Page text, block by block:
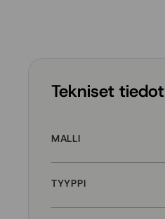
Tekniset tiedot
MALLI
TYYPPI